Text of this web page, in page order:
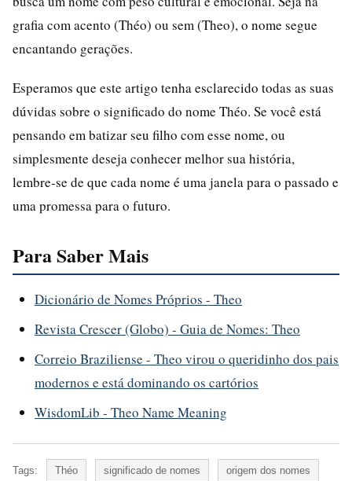
grafia com acento (Théo) ou sem (Theo), o nome segue
encantando gerações.
Esperamos que este artigo tenha esclarecido todas as suas
dúvidas sobre o significado do nome Théo. Se você está
pensando em batizar seu filho com esse nome, ou
simplesmente deseja conhecer melhor sua história,
lembre-se de que cada nome é uma janela para o passado e
uma promessa para o futuro.
Para Saber Mais
Dicionário de Nomes Próprios - Theo
Revista Crescer (Globo) - Guia de Nomes: Theo
Correio Braziliense - Theo virou o queridinho dos pais
modernos e está dominando os cartórios
WisdomLib - Theo Name Meaning
Tags: Théo significado de nomes origem dos nomes